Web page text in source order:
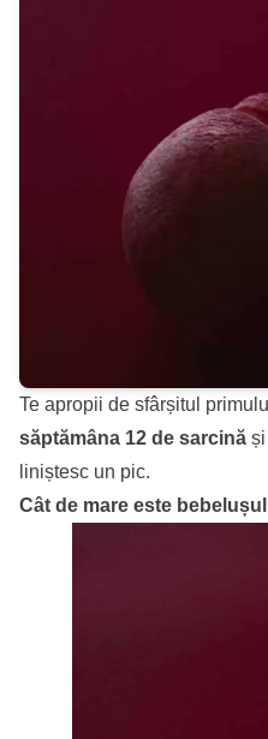
Te apropii de sfârșitul
săptămâna 12 de sarcină
liniștesc un pic.
Cât de mare este